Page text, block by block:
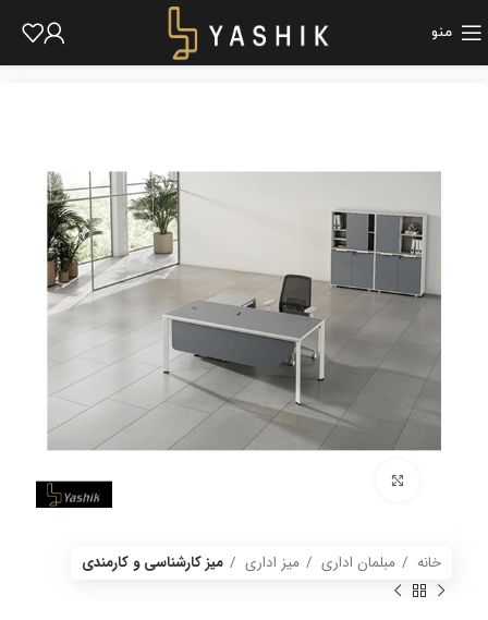
منو
خانه مبلمان اداری میز اداری میز کارشناسی و کارمندی